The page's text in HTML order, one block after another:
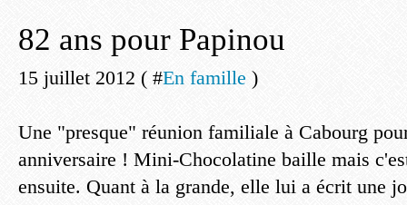
82 ans pour Papinou
15 juillet 2012 ( #En famille )
Une "presque" réunion familiale à Cabourg
anniversaire ! Mini-Chocolatine baille mais
ensuite. Quant à la grande, elle lui a écrit une